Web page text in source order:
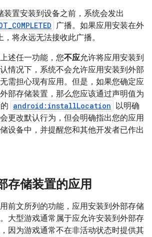
装置安装到设备之前，系统会发出
广播。如果应用安装在外
将永远无法接收此广播。
述任一功能，您不应允许将应用安装到
情况下，系统不会允许应用安装到外部
需担心现有应用。 但是，如果您确定应
部存储装置，那么您应该通过声明值为
android:installLocation 以明确
更改默认行为，但会明确指出您的应用
设备中，并提醒您和其他开发者已作出
存储装置的应用
前文所列的功能，应用安装到外部存储
大型游戏通常属于应允许安装到外部存
因为游戏通常不在非活动状态时提供其